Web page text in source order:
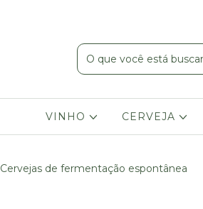
VINHO CERVEJA
Cervejas de fermentação espontânea